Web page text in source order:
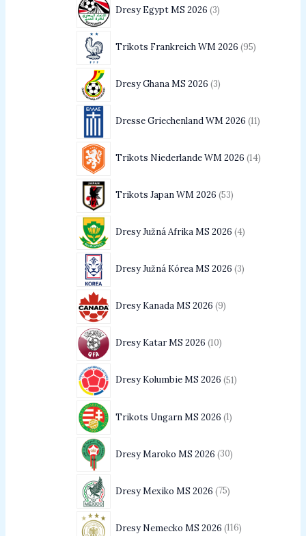
Dresy Egypt MS 2026 3
Trikots Frankreich WM 2026 95
Dresy Ghana MS 2026 3
Dresse Griechenland WM 2026 11
Trikots Niederlande WM 2026 14
Trikots Japan WM 2026 53
Dresy Južná Afrika MS 2026 4
Dresy Južná Kórea MS 2026 3
Dresy Kanada MS 2026 9
Dresy Katar MS 2026 10
Dresy Kolumbie MS 2026 51
Trikots Ungarn MS 2026 1
Dresy Maroko MS 2026 30
Dresy Mexiko MS 2026 75
Dresy Nemecko MS 2026 116